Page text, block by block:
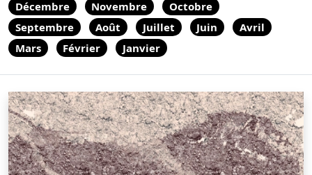
Décembre Novembre
Octobre
Septembre
Août Juillet Juin
Avril
Mars
Février Janvier